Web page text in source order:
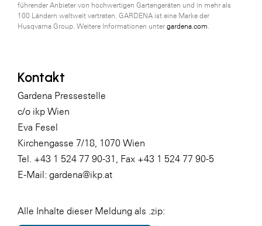
führender Anbieter von hochwertigen Gartengeräten und in mehr als
100 Ländern weltweit vertreten. GARDENA ist eine Marke der
Husqvarna Group. Weitere Informationen unter gardena.com
Kontakt
Gardena Pressestelle
c/o ikp Wien
Eva Fesel
Kirchengasse 7/18, 1070 Wien
Tel. +43 1 524 77 90-31, Fax +43 1 524 77 90-5
E-Mail: gardena@ikp.at
Alle Inhalte dieser Meldung als .zip: